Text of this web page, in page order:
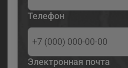
Телефон
Электронная почта